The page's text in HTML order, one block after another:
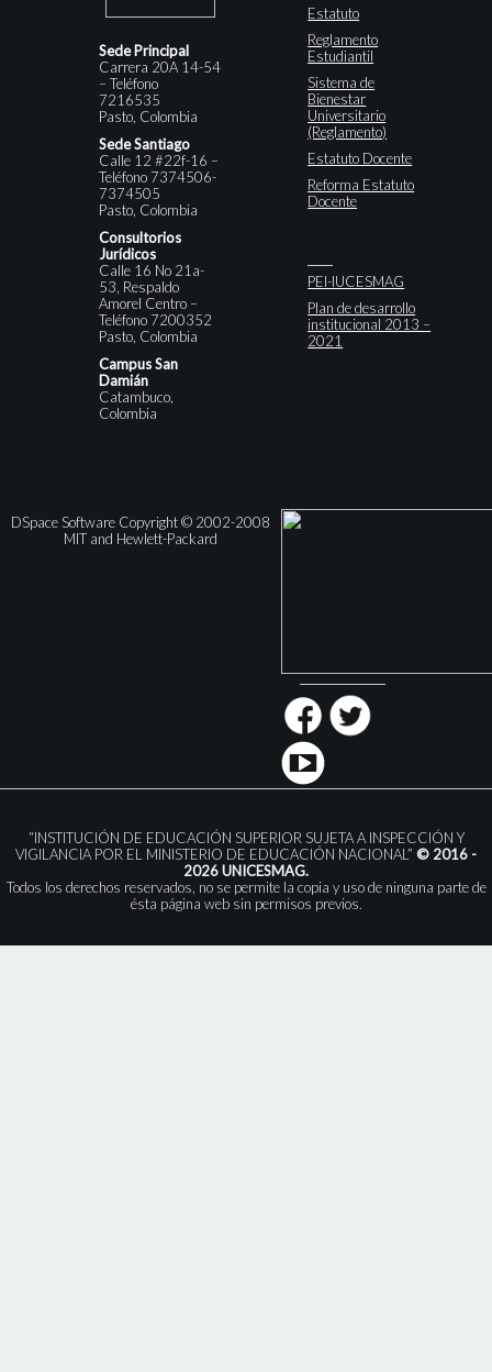
Sede Principal
Carrera 20A 14-54
– Teléfono
7216535
Pasto, Colombia
Sede Santiago
Calle 12 #22f-16 –
Teléfono 7374506-
7374505
Pasto, Colombia
Consultorios
Jurídicos
Calle 16 No 21a-
53, Respaldo
Amorel Centro –
Teléfono 7200352
Pasto, Colombia
Campus San
Damián
Catambuco,
Colombia
Estatuto
Reglamento
Estudiantil
Sistema de
Bienestar
Universitario
(Reglamento)
Estatuto Docente
Reforma Estatuto
Docente
PEI-IUCESMAG
Plan de desarrollo
institucional 2013 –
2021
DSpace Software Copyright © 2002-2008
MIT and Hewlett-Packard
“INSTITUCIÓN DE EDUCACIÓN SUPERIOR SUJETA A INSPECCIÓN Y
VIGILANCIA POR EL MINISTERIO DE EDUCACIÓN NACIONAL” © 2016 -
2026 UNICESMAG.
Todos los derechos reservados, no se permite la copia y uso de ninguna parte de
ésta página web sin permisos previos.